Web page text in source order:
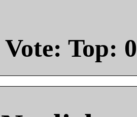
Vote: Top: 0